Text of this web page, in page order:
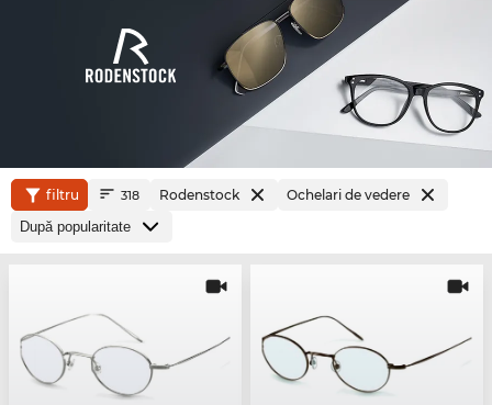
filtru 318 Rodenstock Ochelari de vedere